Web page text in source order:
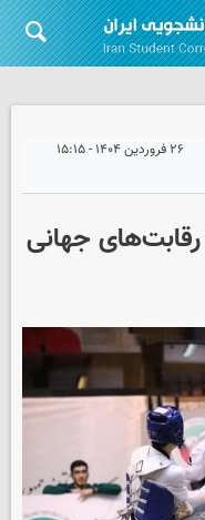
۲۶ فروردین ۱۴۰۴ - ۱۵:۱۵
رقابت‌های جهانی